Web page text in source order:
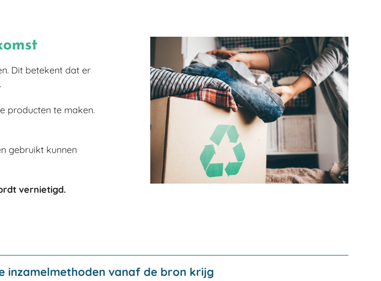
Dit betekent dat er
producten te maken.
gebruikt kunnen
vernietigd.
inzamelmethoden vanaf de bron krijg